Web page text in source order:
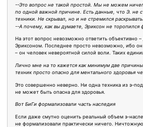
--Это вопрос не такой простой. Мы не можем
по одной важной причине. Есть данные, что Э. не
техники. Не скрывал, но и не стремился раскрывать.
--А почему, как вы думаете, Эриксон не торопился
На этот вопрос невозможно ответить объективно
Эриксоном. Последнее просто невозможно, ибо
– он человек невероятной силой воли. Таких
Лично мне на то кажется как минимум две
техник просто опасно для ментального здоровья
Это совершенно неверно. Ни одна техника из э-
не может быть опасна для здоровья.
Вот БиГи формализовали часть наследия
Если даже смутно оценить реальный объем э-
не формализовали практически ничего.